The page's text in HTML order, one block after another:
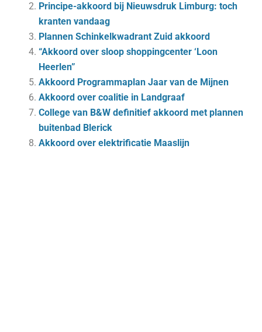
Principe-akkoord bij Nieuwsdruk Limburg: toch
kranten vandaag
Plannen Schinkelkwadrant Zuid akkoord
“Akkoord over sloop shoppingcenter ‘Loon
Heerlen”
Akkoord Programmaplan Jaar van de Mijnen
Akkoord over coalitie in Landgraaf
College van B&W definitief akkoord met plannen
buitenbad Blerick
Akkoord over elektrificatie Maaslijn